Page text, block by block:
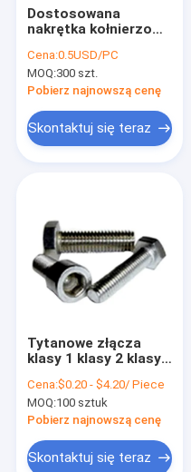
Pokaz VR
O nas
Poprosić o wycenę
Dostosowana
nakrętka kołnierzowa
punktami do
modyfikacji rowerów
samochodowych
Cena:0.5USD/PC
MOQ:300 szt.
Pobierz najnowszą cenę
Skontaktuj się teraz
Tytanowe złącza
klasy 1 klasy 2 klasy
przemysłowe
Cena:$0.20 - $4.20/ Piece
MOQ:100 sztuk
Pobierz najnowszą cenę
Skontaktuj się teraz